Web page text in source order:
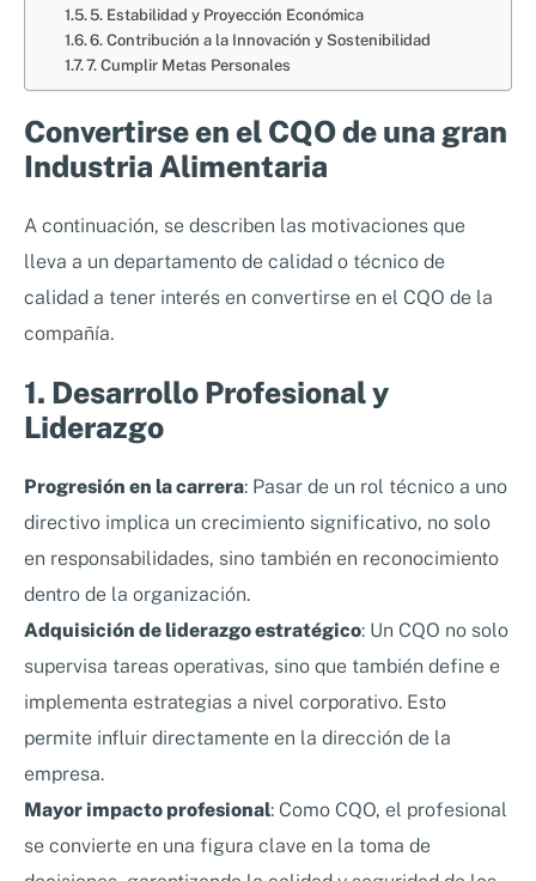
5. Estabilidad y Proyección Económica
6. Contribución a la Innovación y Sostenibilidad
7. Cumplir Metas Personales
Convertirse en el CQO de una gran
Industria Alimentaria
A continuación, se describen las motivaciones que
lleva a un departamento de calidad o técnico de
calidad a tener interés en convertirse en el CQO de la
compañía.
1. Desarrollo Profesional y
Liderazgo
Progresión en la carrera: Pasar de un rol técnico a uno
directivo implica un crecimiento significativo, no solo
en responsabilidades, sino también en reconocimiento
dentro de la organización.
Adquisición de liderazgo estratégico: Un CQO no solo
supervisa tareas operativas, sino que también define e
implementa estrategias a nivel corporativo. Esto
permite influir directamente en la dirección de la
empresa.
Mayor impacto profesional: Como CQO, el profesional
se convierte en una figura clave en la toma de